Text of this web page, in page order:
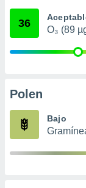
mediante
publicidad
de
36
O₃ (89
Polen
Bajo